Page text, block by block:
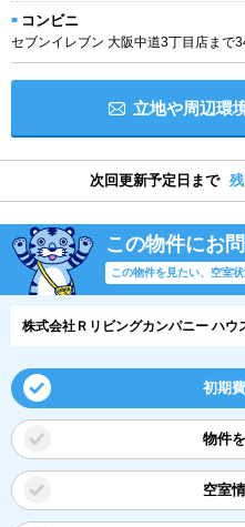
コンビニ
セブンイレブン 大阪中道3丁目店まで
立地や周辺環
次回更新予定日まで
この物件にお
この物件を見たい、空室
株式会社Ｒリビングカンパニー ハ
初期
物件
空室